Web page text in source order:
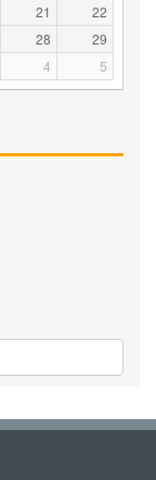
21
22
28
29
4 5